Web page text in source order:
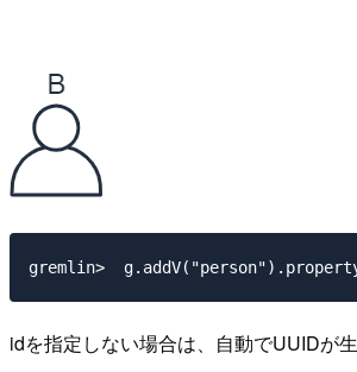
idを指定しない場合は、自動でUUIDが生